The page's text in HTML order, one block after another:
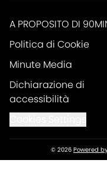
A PROPOSITO DI
Politica di Cookie
Minute Media
Dichiarazione di
accessibilità
© 2026 Powered